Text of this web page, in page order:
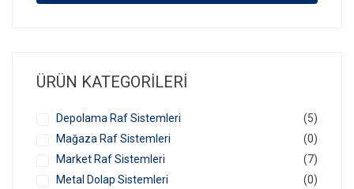
ÜRÜN KATEGORILERI
Depolama Raf Sistemleri
(5)
Mağaza Raf Sistemleri
(0)
Market Raf Sistemleri
(7)
Metal Dolap Sistemleri
(0)